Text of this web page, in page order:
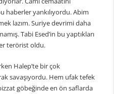
haberler yankılıyordu. Abim
lazım. Suriye devrimi daha
Tabi Esed’in bu yaptıkları
terörist oldu.
Halep’te bir çok
savaşıyordu. Hem ufak tefek
göbeğinde en ön saflarda